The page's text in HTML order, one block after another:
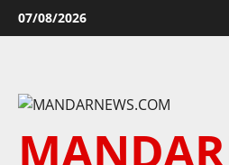
Skip
to
07/08/2026